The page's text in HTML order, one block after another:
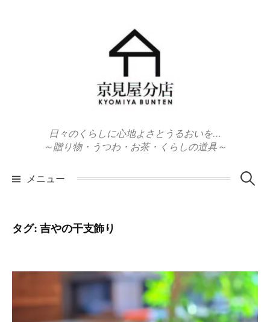
日々のくらしに心地よさとうるおいを…
～贈り物・うつわ・お茶・くらしの道具～
メニュー 検
タグ:吉やの干支飾り